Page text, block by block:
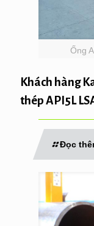
Ống
Khách hàng
thép API5L
Đọc